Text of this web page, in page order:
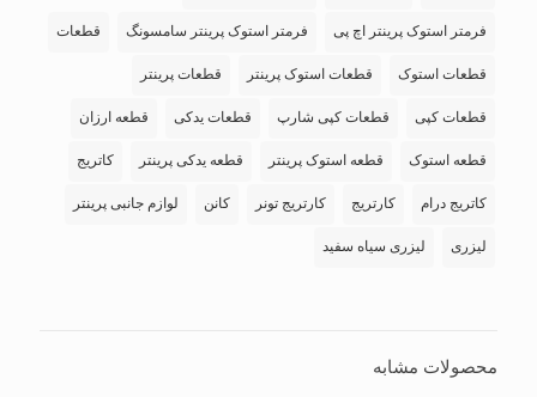
فرمتر استوک پرینتر اچ پی فرمتر استوک پرینتر سامسونگ قطعات
قطعات استوک قطعات استوک پرینتر قطعات پرینتر
قطعات کپی قطعات کپی شارپ قطعات یدکی قطعه ارزان
قطعه استوک قطعه استوک پرینتر قطعه یدکی پرینتر کاتریج
کاتریج درام کارتریج کارتریج تونر کانن لوازم جانبی پرینتر
لیزری لیزری سیاه سفید
محصولات مشابه